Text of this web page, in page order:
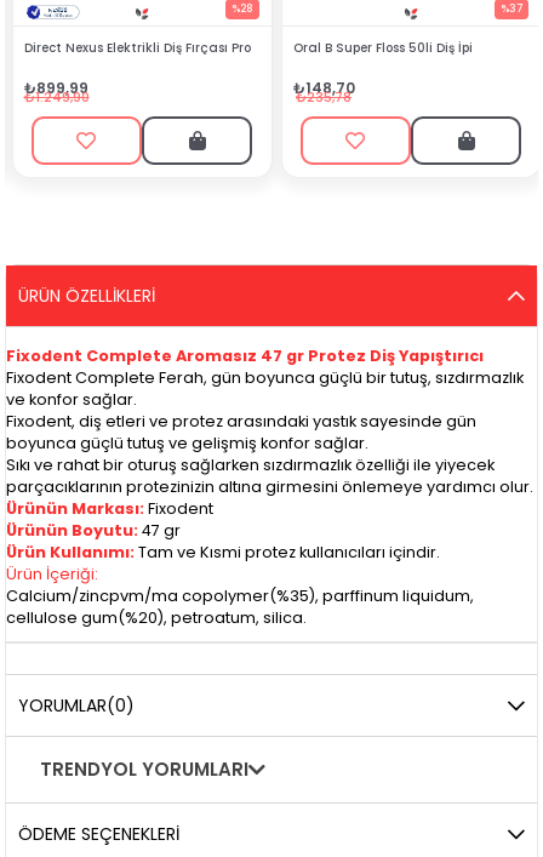
%28
Direct Nexus Elektrikli Diş Fırçası Pro
₺899,99
₺1.249,90
%37
Oral B Super Floss 50li Diş İpi
₺148,70
₺235,78
ÜRÜN ÖZELLIKLERI
Fixodent Complete Aromasız 47 gr Protez Diş Yapıştırıcı
Fixodent Complete Ferah, gün boyunca güçlü bir tutuş, sızdırmazlık
ve konfor sağlar.
Fixodent, diş etleri ve protez arasındaki yastık sayesinde gün
boyunca güçlü tutuş ve gelişmiş konfor sağlar.
Sıkı ve rahat bir oturuş sağlarken sızdırmazlık özelliği ile yiyecek
parçacıklarının protezinizin altına girmesini önlemeye yardımcı olur.
Ürünün Markası: Fixodent
Ürünün Boyutu: 47 gr
Ürün Kullanımı: Tam ve Kısmi protez kullanıcıları içindir.
Ürün İçeriği:
Calcium/zincpvm/ma copolymer(%35), parffinum liquidum,
cellulose gum(%20), petroatum, silica.
YORUMLAR(0)
TRENDYOL YORUMLARI
ÖDEME SEÇENEKLERI